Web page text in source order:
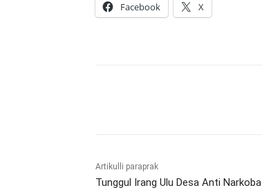
Facebook X
Artikulli paraprak
Tunggul Irang Ulu Desa Anti Narkoba